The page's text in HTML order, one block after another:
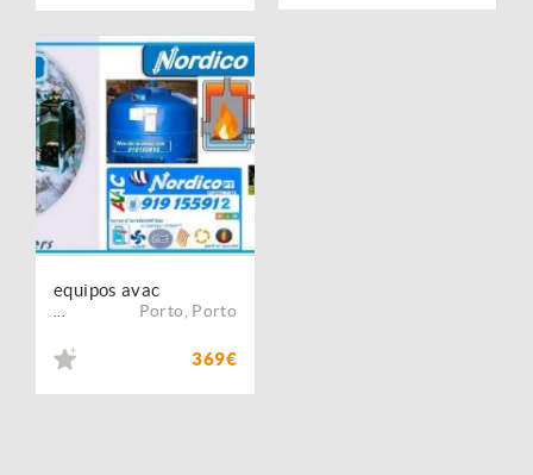
equipos avac
Porto Porto
369€